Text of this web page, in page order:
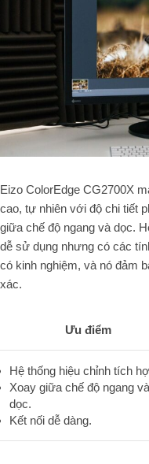
Eizo ColorEdge CG2700X
cao, tự nhiên với độ chi tiết
giữa chế độ ngang và dọc.
dễ sử dụng nhưng có các
có kinh nghiệm, và nó đảm
xác.
Ưu điểm
Hệ thống hiệu chỉnh tích
Xoay giữa chế độ ngang và
dọc.
Kết nối dễ dàng.